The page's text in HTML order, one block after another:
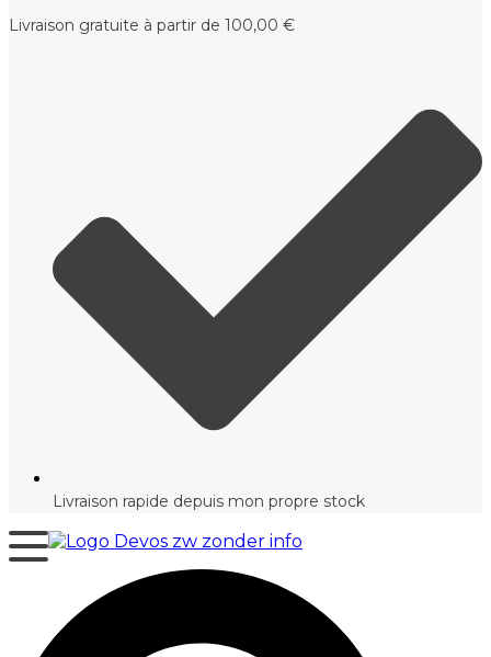
Livraison gratuite à partir de 100,00 €
Livraison rapide depuis mon propre stock